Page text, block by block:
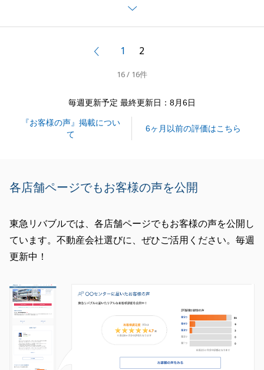
また何か不動産に関するお困りのことがございました
ら、お申し付けくださいませ。
前へ1 2
16 / 16件
毎週更新予定 最終更新日：8月6日
『お客様の声』掲載につい
て
6ヶ月以前の評価はこちら
各店舗ページでもお客様の声を公開
東急リバブルでは、各店舗ページでもお客様の声を公開し
ています。不動産会社選びに、ぜひご活用ください。毎週
更新中！